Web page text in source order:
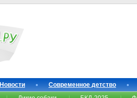
Новости
Современное детство